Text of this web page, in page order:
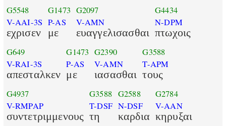
G5548
V-AAI-3S
εχρισεν
G1473
P-AS
με
G2097
V-AMN
ευαγγελισασθαι
G4434
N-DPM
πτωχοις
G649
V-RAI-3S
απεσταλκεν
G1473
P-AS
με
G2390
V-AMN
ιασασθαι
G3588
T-APM
τους
G4937
V-RMPAP
συντετριμμενους
G3588
T-DSF
τη
G2588
N-DSF
καρδια
G2784
V-AAN
κηρυξαι